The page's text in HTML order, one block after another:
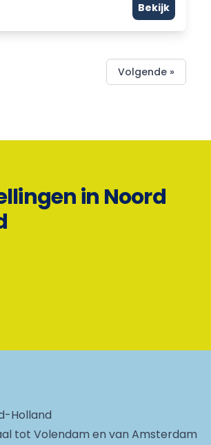
Bekijk
Volgende »
in Noord
Holland
tot Volendam en van Amsterdam